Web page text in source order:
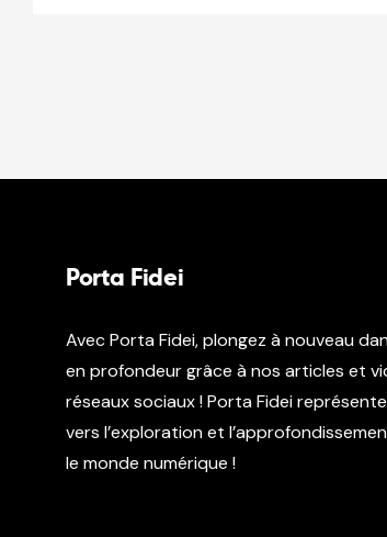
Porta Fidei
Avec Porta Fidei, plongez à nouveau
en profondeur grâce à nos articles et
réseaux sociaux ! Porta Fidei
vers l’exploration et
le monde numérique !